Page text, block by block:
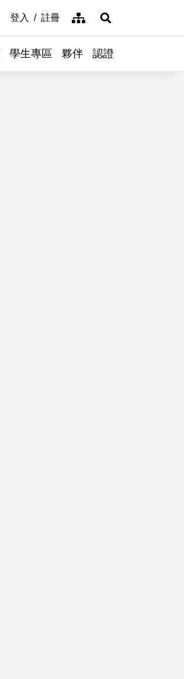
登入 註冊 網站導覽展開搜尋
學生專區 夥伴 認證